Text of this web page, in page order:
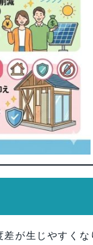
差が生じやすくな